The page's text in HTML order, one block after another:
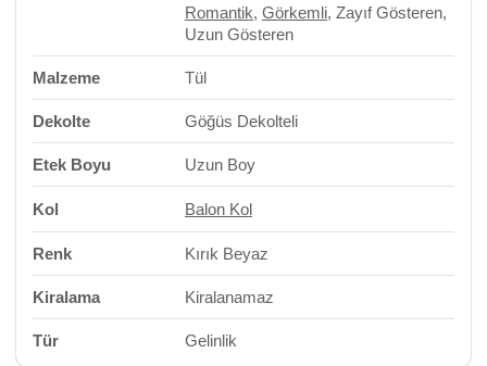
Romantik, Görkemli, Zayıf Gösteren,
Uzun Gösteren
Malzeme Tül
Dekolte Göğüs Dekolteli
Etek Boyu Uzun Boy
Kol Balon Kol
Renk Kırık Beyaz
Kiralama Kiralanamaz
Tür Gelinlik